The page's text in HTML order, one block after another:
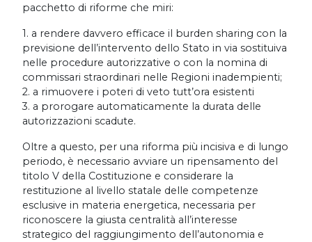
pacchetto di riforme che miri:
1. a rendere davvero efficace il burden sharing con la
previsione dell’intervento dello Stato in via sostituiva
nelle procedure autorizzative o con la nomina di
commissari straordinari nelle Regioni inadempienti;
2. a rimuovere i poteri di veto tutt’ora esistenti
3. a prorogare automaticamente la durata delle
autorizzazioni scadute.
Oltre a questo, per una riforma più incisiva e di lungo
periodo, è necessario avviare un ripensamento del
titolo V della Costituzione e considerare la
restituzione al livello statale delle competenze
esclusive in materia energetica, necessaria per
riconoscere la giusta centralità all’interesse
strategico del raggiungimento dell’autonomia e